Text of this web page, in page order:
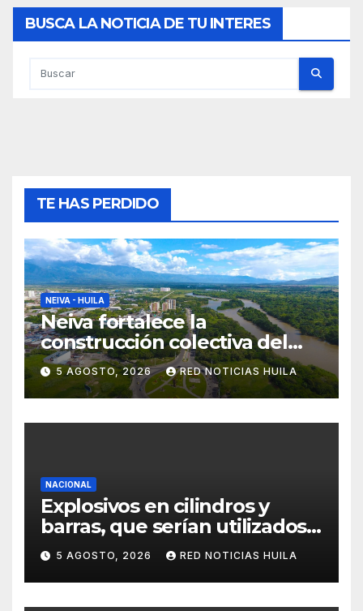
BUSCA LA NOTICIA DE TU INTERES
TE HAS PERDIDO
NEIVA - HUILA
Neiva fortalece la
construcción colectiva del
POT
5 AGOSTO, 2026 RED NOTICIAS HUILA
NACIONAL
Explosivos en cilindros y
barras, que serían utilizados
en Cali, fueron incautados
por la Policía
5 AGOSTO, 2026 RED NOTICIAS HUILA